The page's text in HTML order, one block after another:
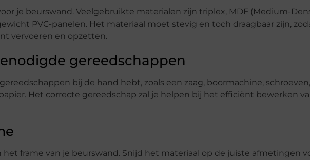
je beurswand. Veelgebruikte materialen zijn triplex, MDF (Medium-
PVC-panelen. Het materiaal moet stevig en toch draagbaar zijn,
vervoeren en opzetten.
gereedschappen
bij de hand hebt, zoals een zaag, boormachine, schroeven,
Het correcte gereedschap zal je helpen bij het efficiënt bewerken
frame van je beurswand. Snijd het materiaal op de juiste afmetingen